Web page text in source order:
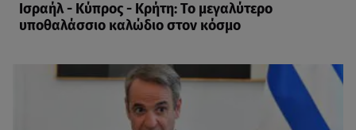
Ισραήλ - Κύπρος - Κρήτη: Το μεγαλύτερο
υποθαλάσσιο καλώδιο στον κόσμο